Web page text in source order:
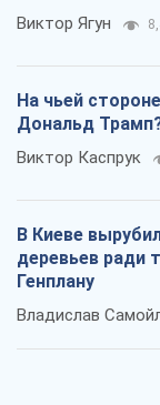
Виктор Ягун
На чьей
Дональд
Виктор Каспрук
В Киеве
деревьев ради
Генплану
Владислав